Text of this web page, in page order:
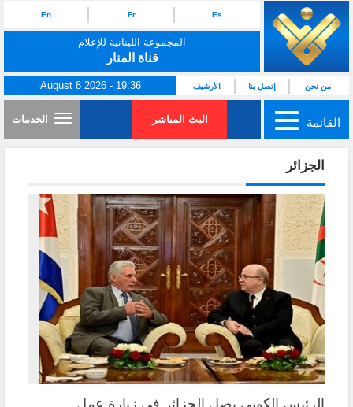
Es
Fr
En
المجموعة اللبنانية للإعلام
قناة المنار
من نحن إتصل بنا الأرشيف August 8 2026 - 19:36
القائمة البث المباشر الخدمات
الجزائر
الرئيس الكوبي يصل الجزائر في زيارة عمل